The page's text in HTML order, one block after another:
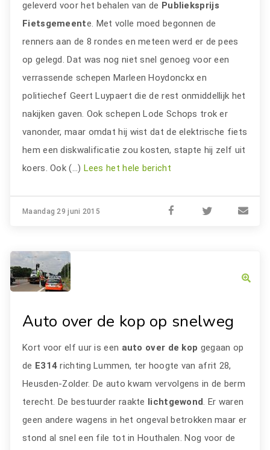
geleverd voor het behalen van de Publieksprijs
Fietsgemeente. Met volle moed begonnen de
renners aan de 8 rondes en meteen werd er de pees
op gelegd. Dat was nog niet snel genoeg voor een
verrassende schepen Marleen Hoydonckx en
politiechef Geert Luypaert die de rest onmiddellijk het
nakijken gaven. Ook schepen Lode Schops trok er
vanonder, maar omdat hij wist dat de elektrische fiets
hem een diskwalificatie zou kosten, stapte hij zelf uit
koers. Ook (…) Lees het hele bericht
Maandag 29 juni 2015
Auto over de kop op snelweg
Kort voor elf uur is een auto over de kop gegaan op
de E314 richting Lummen, ter hoogte van afrit 28,
Heusden-Zolder. De auto kwam vervolgens in de berm
terecht. De bestuurder raakte lichtgewond. Er waren
geen andere wagens in het ongeval betrokken maar er
stond al snel een file tot in Houthalen. Nog voor de